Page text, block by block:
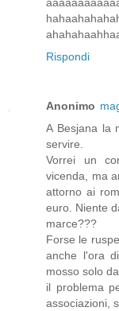
Rispondi
Anonimo
A Besjana la
servire.
Vorrei un
vicenda, ma
attorno ai
euro. Niente
marce???
Forse le
anche l'ora
mosso solo
il problema
associazioni,